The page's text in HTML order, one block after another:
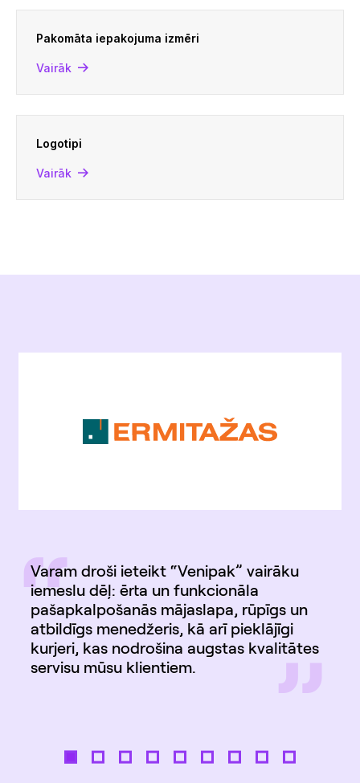
Pakomāta iepakojuma izmēri
Vairāk
Logotipi
Vairāk
“
Varam droši ieteikt “Venipak” vairāku
iemeslu dēļ: ērta un funkcionāla
pašapkalpošanās mājaslapa, rūpīgs un
atbildīgs menedžeris, kā arī pieklājīgi
kurjeri, kas nodrošina augstas kvalitātes
servisu mūsu klientiem.
”